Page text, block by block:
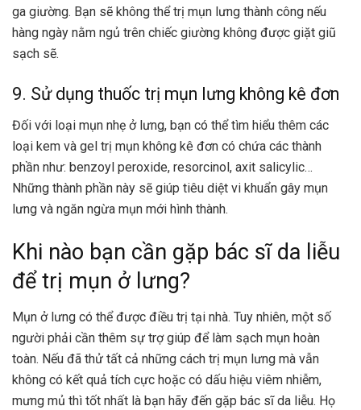
ga giường. Bạn sẽ không thể trị mụn lưng thành công nếu
hàng ngày nằm ngủ trên chiếc giường không được giặt giũ
sạch sẽ.
9. Sử dụng thuốc trị mụn lưng không kê đơn
Đối với loại mụn nhẹ ở lưng, bạn có thể tìm hiểu thêm các
loại kem và gel trị mụn không kê đơn có chứa các thành
phần như: benzoyl peroxide, resorcinol, axit salicylic…
Những thành phần này sẽ giúp tiêu diệt vi khuẩn gây mụn
lưng và ngăn ngừa mụn mới hình thành.
Khi nào bạn cần gặp bác sĩ da liễu
để trị mụn ở lưng?
Mụn ở lưng có thể được điều trị tại nhà. Tuy nhiên, một số
người phải cần thêm sự trợ giúp để làm sạch mụn hoàn
toàn. Nếu đã thử tất cả những cách trị mụn lưng mà vẫn
không có kết quả tích cực hoặc có dấu hiệu viêm nhiễm,
mưng mủ thì tốt nhất là bạn hãy đến gặp bác sĩ da liễu. Họ